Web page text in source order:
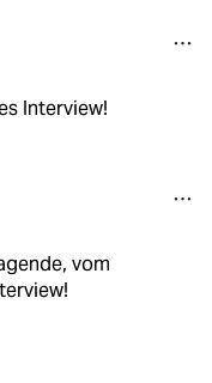
Interview!
vom